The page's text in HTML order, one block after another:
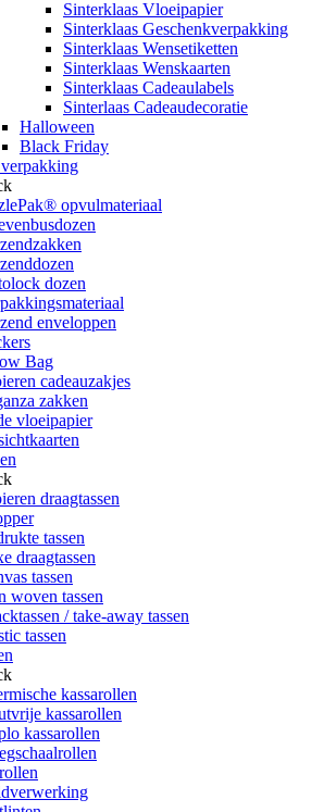
Sinterklaas Vloeipapier
Sinterklaas Geschenkverpakking
Sinterklaas Wensetiketten
Sinterklaas Wenskaarten
Sinterklaas Cadeaulabels
Sinterlaas Cadeaudecoratie
Halloween
Black Friday
opvulmateriaal
dozen
enveloppen
Bag
cadeauzakjes
zakken
vloeipapier
draagtassen
tassen
draagtassen
tassen
woven tassen
/ take-away tassen
tassen
kassarollen
kassarollen
kassarollen